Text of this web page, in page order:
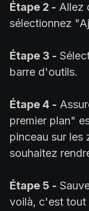
Étape 2 - Allez
sélectionnez
Étape 3 -
barre d'outils.
Étape 4 -
premier plan"
pinceau sur les
souhaitez
Étape 5 -
voilà, c'est tout